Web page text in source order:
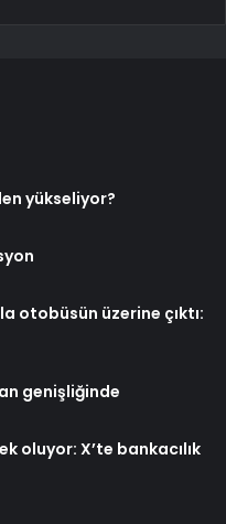
yükseliyor?
otobüsün üzerine çıktı:
genişliğinde
oluyor: X’te bankacılık